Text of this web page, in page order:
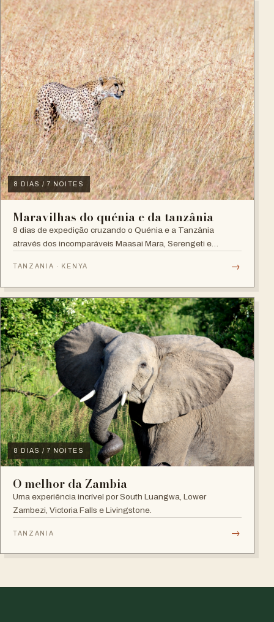
8 DIAS / 7 NOITES
Maravilhas do quénia e da tanzânia
8 dias de expedição cruzando o Quénia e a Tanzânia
através dos incomparáveis Maasai Mara, Serengeti e
TANZANIA · KENYA →
8 DIAS / 7 NOITES
O melhor da Zambia
Uma experiência incrível por South Luangwa, Lower
Zambezi, Victoria Falls e Livingstone.
TANZANIA →